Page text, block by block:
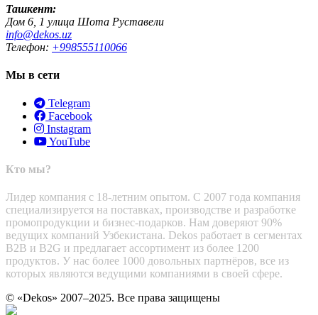
Ташкент:
Дом 6, 1 улица Шота Руставели
info@dekos.uz
Телефон: +998555110066
Мы в сети
Telegram
Facebook
Instagram
YouTube
Кто мы?
Лидер компания с 18-летним опытом. С 2007 года компания
специализируется на поставках, производстве и разработке
промопродукции и бизнес-подарков. Нам доверяют 90%
ведущих компаний Узбекистана. Dekos работает в сегментах
B2B и B2G и предлагает ассортимент из более 1200
продуктов. У нас более 1000 довольных партнёров, все из
которых являются ведущими компаниями в своей сфере.
© «Dekos» 2007–2025. Все права защищены